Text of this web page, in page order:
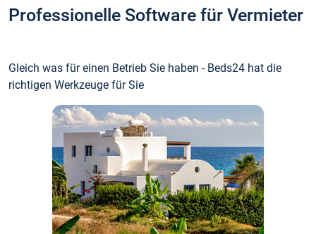
Professionelle Software für Vermieter
Gleich was für einen Betrieb Sie haben - Beds24 hat die
richtigen Werkzeuge für Sie